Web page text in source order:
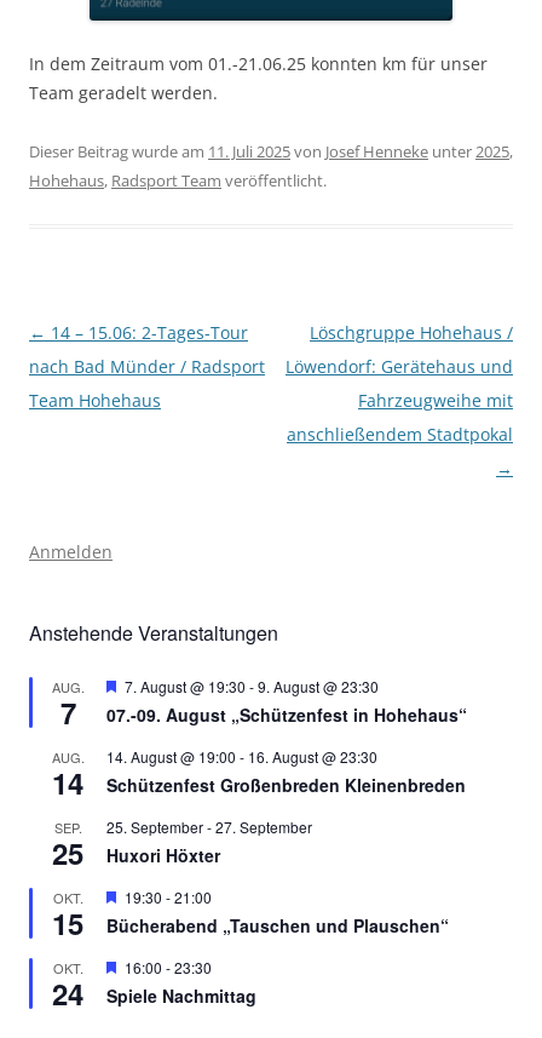
In dem Zeitraum vom 01.-21.06.25 konnten km für unser
Team geradelt werden.
Dieser Beitrag wurde am 11. Juli 2025von Josef Henneke unter2025,
Hohehaus, Radsport Team veröffentlicht.
Beitragsnavigation
← 14 – 15.06: 2-Tages-Tour
nach Bad Münder / Radsport
Team Hohehaus
Löschgruppe Hohehaus /
Löwendorf: Gerätehaus und
Fahrzeugweihe mit
anschließendem Stadtpokal
→
Anmelden
Anstehende Veranstaltungen
AUG.
7
Hervorgehoben
7. August @ 19:30 -9. August @ 23:30
07.-09. August „Schützenfest in Hohehaus“
AUG.
14
14. August @ 19:00 - 16. August @ 23:30
Schützenfest Großenbreden Kleinenbreden
SEP.
25
25. September-27. September
Huxori Höxter
OKT.
15
Hervorgehoben
19:30 -21:00
Bücherabend „Tauschen und Plauschen“
OKT.
24
Hervorgehoben
16:00 -23:30
Spiele Nachmittag